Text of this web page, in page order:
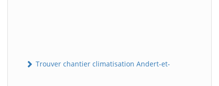
Trouver chantier climatisation Andert-et-